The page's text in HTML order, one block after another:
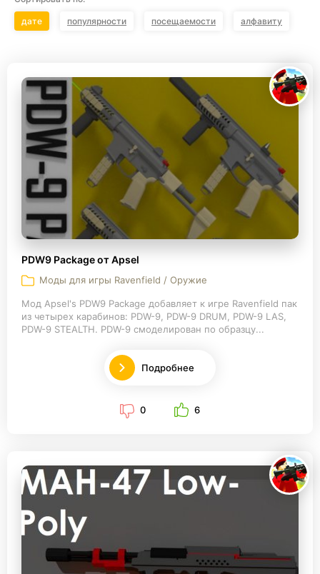
дате популярности посещаемости алфавиту
PDW9 Package от Apsel
Моды для игры Ravenfield / Оружие
Мод Apsel's PDW9 Package добавляет к игре Ravenfield пак
из четырех карабинов: PDW-9, PDW-9 DRUM, PDW-9 LAS,
PDW-9 STEALTH. PDW-9 смоделирован по образцу...
Подробнее
0 6